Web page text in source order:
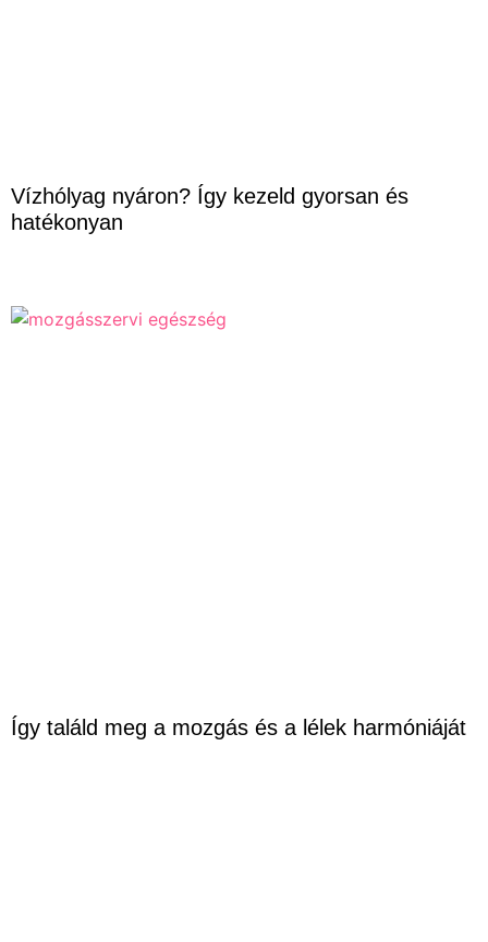
Vízhólyag nyáron? Így kezeld gyorsan és
hatékonyan
Így találd meg a mozgás és a lélek harmóniáját